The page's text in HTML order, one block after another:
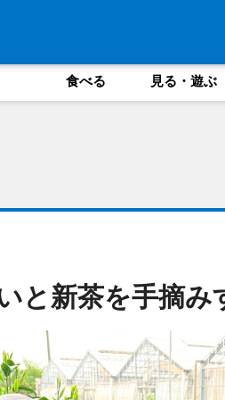
食べる 見る・遊ぶ
と新茶を手摘み